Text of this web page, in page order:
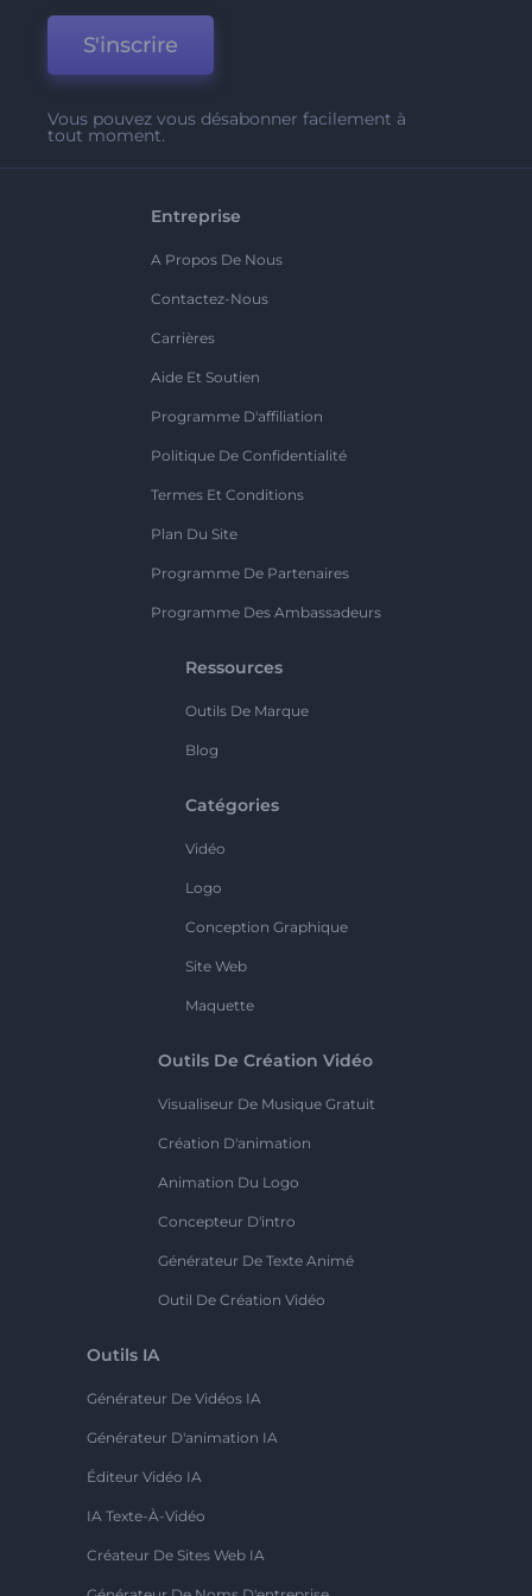
S'inscrire
Vous pouvez vous désabonner facilement à
tout moment.
Entreprise
A Propos De Nous
Contactez-Nous
Carrières
Aide Et Soutien
Programme D'affiliation
Politique De Confidentialité
Termes Et Conditions
Plan Du Site
Programme De Partenaires
Programme Des Ambassadeurs
Ressources
Outils De Marque
Blog
Catégories
Vidéo
Logo
Conception Graphique
Site Web
Maquette
Outils De Création Vidéo
Visualiseur De Musique Gratuit
Création D'animation
Animation Du Logo
Concepteur D'intro
Générateur De Texte Animé
Outil De Création Vidéo
Outils IA
Générateur De Vidéos IA
Générateur D'animation IA
Éditeur Vidéo IA
IA Texte-À-Vidéo
Créateur De Sites Web IA